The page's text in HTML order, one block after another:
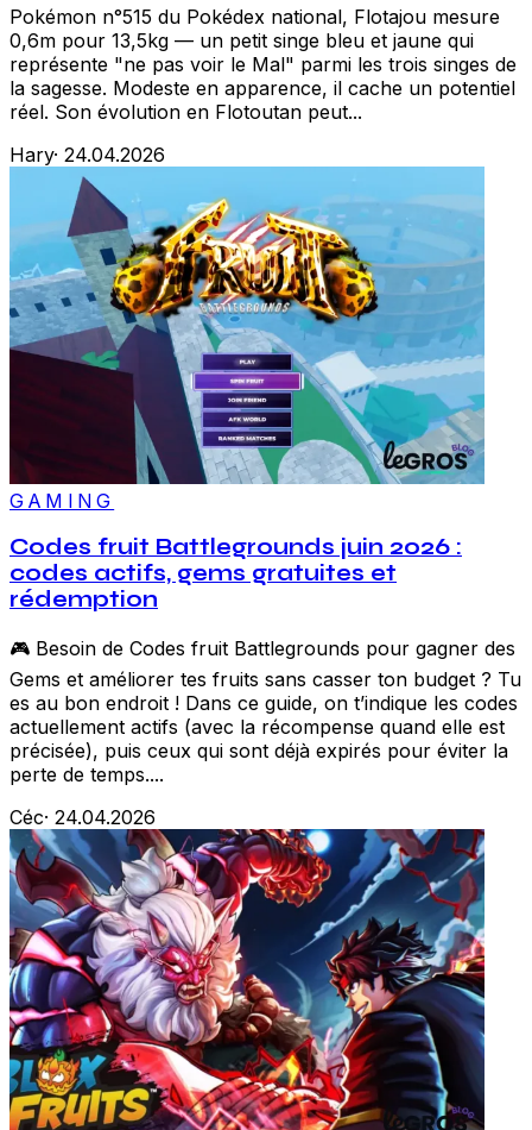
Pokémon n°515 du Pokédex national, Flotajou mesure
0,6m pour 13,5kg — un petit singe bleu et jaune qui
représente "ne pas voir le Mal" parmi les trois singes de
la sagesse. Modeste en apparence, il cache un potentiel
réel. Son évolution en Flotoutan peut...
Hary· 24.04.2026
GAMING
Codes fruit Battlegrounds juin 2026 :
codes actifs, gems gratuites et
rédemption
🎮 Besoin de Codes fruit Battlegrounds pour gagner des
Gems et améliorer tes fruits sans casser ton budget ? Tu
es au bon endroit ! Dans ce guide, on t’indique les codes
actuellement actifs (avec la récompense quand elle est
précisée), puis ceux qui sont déjà expirés pour éviter la
perte de temps....
Céc· 24.04.2026